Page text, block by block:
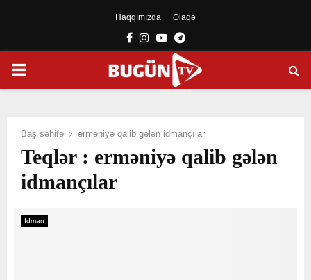
Haqqımızda Əlaqə
Facebook
Instagram
YoutubeTelegram
PRIMARY
Baş səhifə erməniyə qalib gələn idmançılar
Teqlər : erməniyə qalib gələn
idmançılar
İdman